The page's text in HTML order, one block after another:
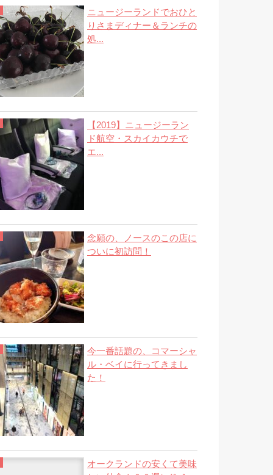
ニュージーランドでおひと
りさまディナー＆ランチの
処...
【2019】ニュージーラン
ド航空・スカイカウチで
エ...
念願の、ノースのこの店に
ついに初訪問！
今一番話題の、コマーシャ
ル・ベイに行ってきまし
た！
オークランドの安くて美味